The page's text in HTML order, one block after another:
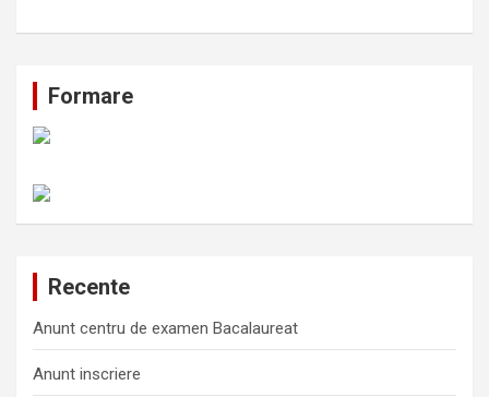
Formare
Recente
Anunt centru de examen Bacalaureat
Anunt inscriere